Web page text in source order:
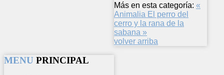
Más en esta categoría: «
Animalia El perro del
cerro y la rana de la
sabana »
volver arriba
MENU PRINCIPAL